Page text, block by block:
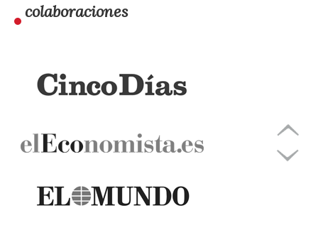
colaboraciones